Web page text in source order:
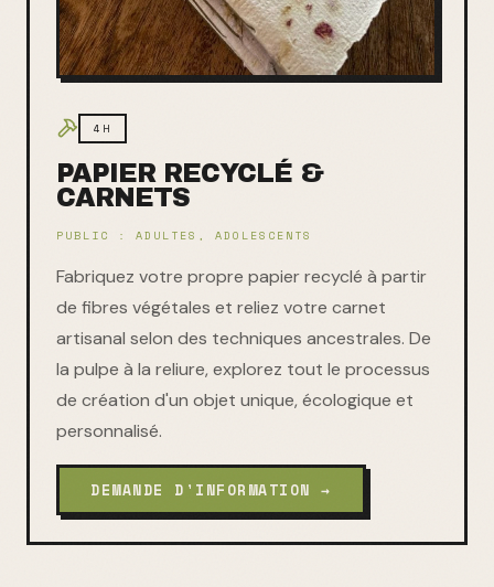
4H
PAPIER RECYCLÉ &
CARNETS
PUBLIC : ADULTES, ADOLESCENTS
Fabriquez votre propre papier recyclé à partir
de fibres végétales et reliez votre carnet
artisanal selon des techniques ancestrales. De
la pulpe à la reliure, explorez tout le processus
de création d'un objet unique, écologique et
personnalisé.
DEMANDE D'INFORMATION →